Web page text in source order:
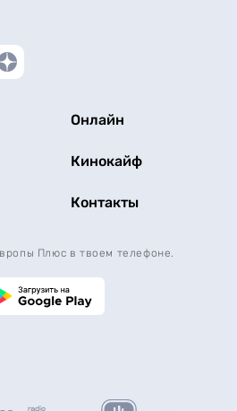
Онлайн
Кинокайф
Контакты
Плюс в твоем телефоне.